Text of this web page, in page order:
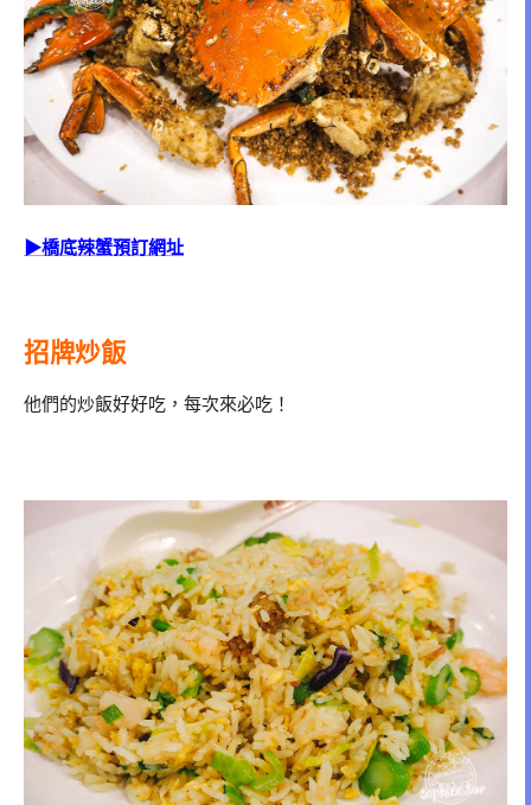
▶橋底辣蟹預訂網址
招牌炒飯
他們的炒飯好好吃，每次來必吃！